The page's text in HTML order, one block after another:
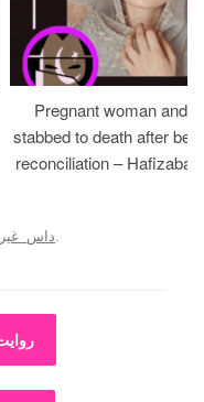
Pregnant woman and
stabbed to death after
reconciliation –
.